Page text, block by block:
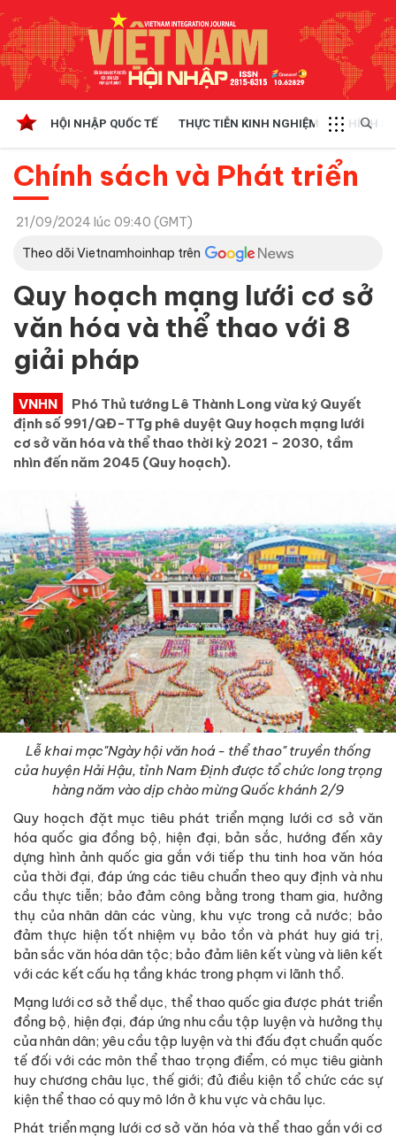
HỘI NHẬP QUỐC TẾ THỰC TIỄN KINH NGHIỆM CHÍNH
Chính sách và Phát triển
21/09/2024 lúc 09:40 (GMT)
Theo dõi Vietnamhoinhap trên
Quy hoạch mạng lưới cơ sở
văn hóa và thể thao với 8
giải pháp
VNHN
Phó Thủ tướng Lê Thành Long vừa ký Quyết
định số 991/QĐ-TTg phê duyệt Quy hoạch mạng lưới
cơ sở văn hóa và thể thao thời kỳ 2021 - 2030, tầm
nhìn đến năm 2045 (Quy hoạch).
Lễ khai mạc"Ngày hội văn hoá - thể thao" truyền thống
của huyện Hải Hậu, tỉnh Nam Định được tổ chức long trọng
hàng năm vào dịp chào mừng Quốc khánh 2/9
Quy hoạch đặt mục tiêu phát triển mạng lưới cơ sở văn
hóa quốc gia đồng bộ, hiện đại, bản sắc, hướng đến xây
dựng hình ảnh quốc gia gắn với tiếp thu tinh hoa văn hóa
của thời đại, đáp ứng các tiêu chuẩn theo quy định và nhu
cầu thực tiễn; bảo đảm công bằng trong tham gia, hưởng
thụ của nhân dân các vùng, khu vực trong cả nước; bảo
đảm thực hiện tốt nhiệm vụ bảo tồn và phát huy giá trị,
bản sắc văn hóa dân tộc; bảo đảm liên kết vùng và liên kết
với các kết cấu hạ tầng khác trong phạm vi lãnh thổ.
Mạng lưới cơ sở thể dục, thể thao quốc gia được phát triển
đồng bộ, hiện đại, đáp ứng nhu cầu tập luyện và hưởng thụ
của nhân dân; yêu cầu tập luyện và thi đấu đạt chuẩn quốc
tế đối với các môn thể thao trọng điểm, có mục tiêu giành
huy chương châu lục, thế giới; đủ điều kiện tổ chức các sự
kiện thể thao có quy mô lớn ở khu vực và châu lục.
Phát triển mạng lưới cơ sở văn hóa và thể thao gắn với cơ